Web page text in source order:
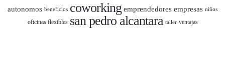
autonomos beneficios coworking emprendedores empresas niños
oficinas flexibles san pedro alcantara taller ventajas